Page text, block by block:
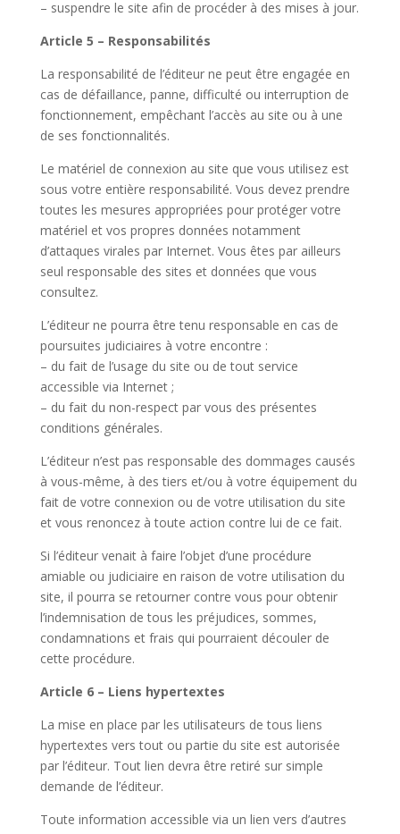
– suspendre le site afin de procéder à des mises à jour.
Article 5 – Responsabilités
La responsabilité de l’éditeur ne peut être engagée en
cas de défaillance, panne, difficulté ou interruption de
fonctionnement, empêchant l’accès au site ou à une
de ses fonctionnalités.
Le matériel de connexion au site que vous utilisez est
sous votre entière responsabilité. Vous devez prendre
toutes les mesures appropriées pour protéger votre
matériel et vos propres données notamment
d’attaques virales par Internet. Vous êtes par ailleurs
seul responsable des sites et données que vous
consultez.
L’éditeur ne pourra être tenu responsable en cas de
poursuites judiciaires à votre encontre :
– du fait de l’usage du site ou de tout service
accessible via Internet ;
– du fait du non-respect par vous des présentes
conditions générales.
L’éditeur n’est pas responsable des dommages causés
à vous-même, à des tiers et/ou à votre équipement du
fait de votre connexion ou de votre utilisation du site
et vous renoncez à toute action contre lui de ce fait.
Si l’éditeur venait à faire l’objet d’une procédure
amiable ou judiciaire en raison de votre utilisation du
site, il pourra se retourner contre vous pour obtenir
l’indemnisation de tous les préjudices, sommes,
condamnations et frais qui pourraient découler de
cette procédure.
Article 6 – Liens hypertextes
La mise en place par les utilisateurs de tous liens
hypertextes vers tout ou partie du site est autorisée
par l’éditeur. Tout lien devra être retiré sur simple
demande de l’éditeur.
Toute information accessible via un lien vers d’autres